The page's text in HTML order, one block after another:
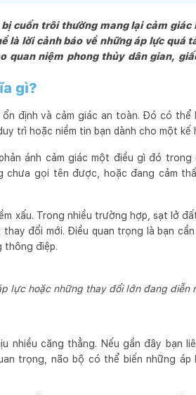
cuốn trôi thường mang lại cảm giác
lời cảnh báo về những áp lực quá
quan niệm phong thủy dân gian,
gì?
định và cảm giác an toàn. Đó có thể
trì hoặc niềm tin bạn dành cho một kế
ánh cảm giác một điều gì đó trong
gọi tên được, hoặc đang cảm
xấu. Trong nhiều trường hợp, sạt lở
đổi mới. Điều quan trọng là bạn cần
thông điệp.
lực hoặc những thay đổi lớn đang diễn
nhiều căng thẳng. Nếu gần đây bạn
trọng, não bộ có thể biến những áp